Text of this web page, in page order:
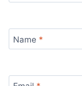
Name *